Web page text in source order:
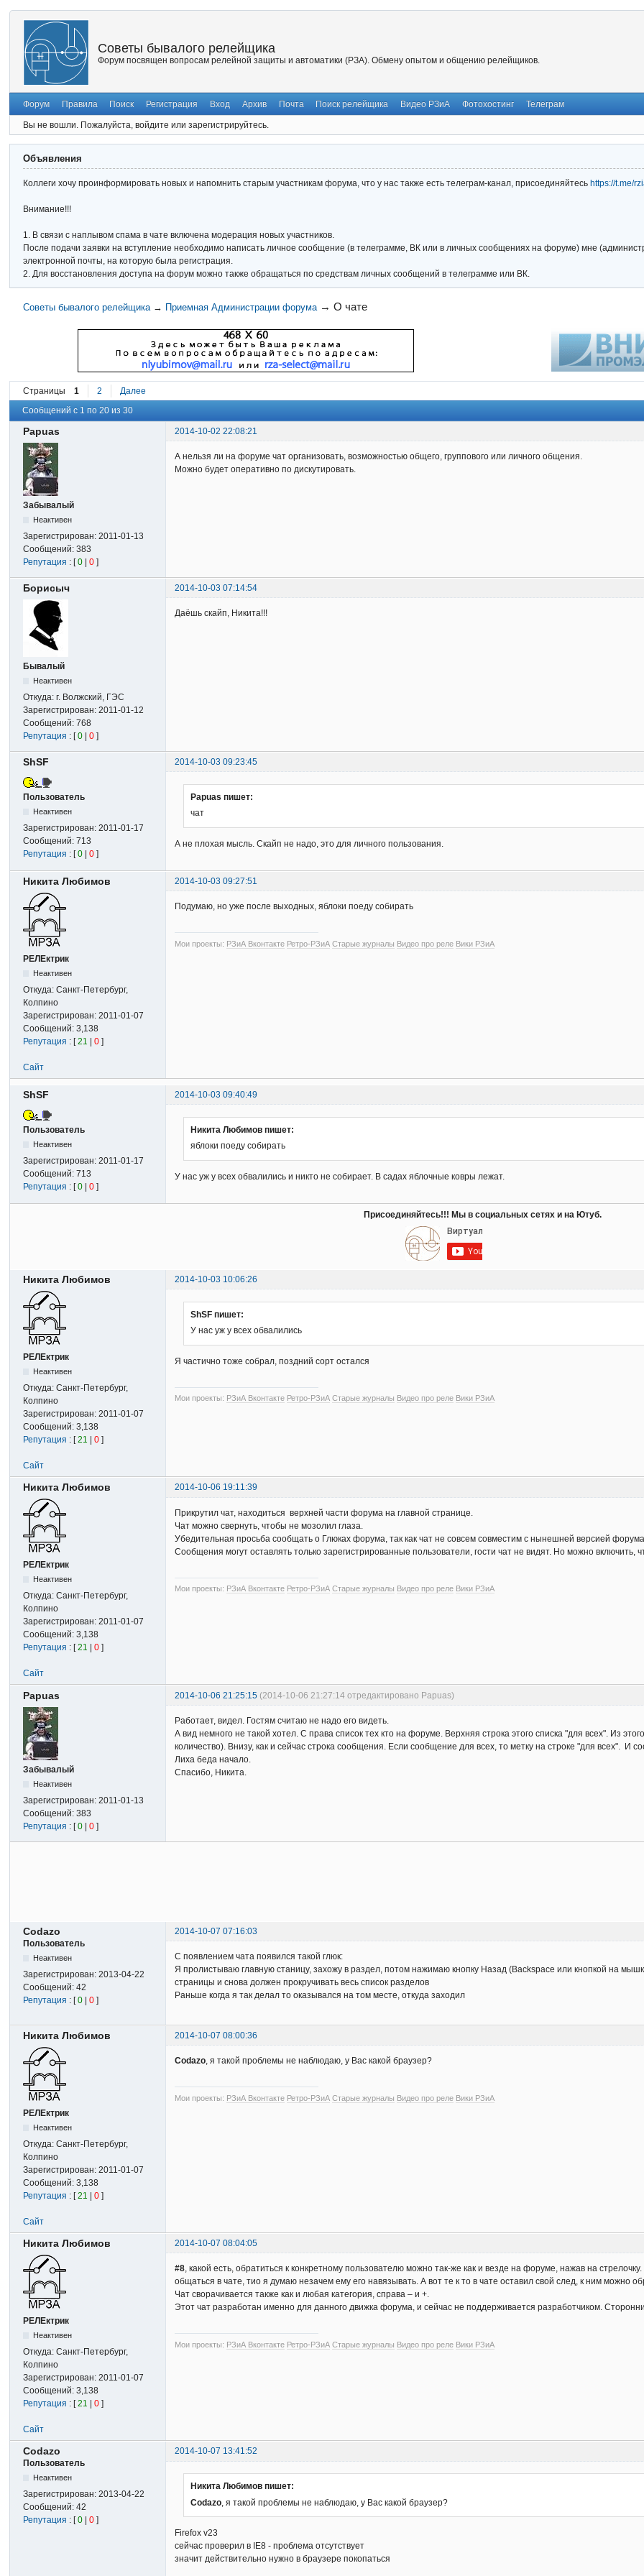
Советы бывалого релейщика
Форум посвящен вопросам релейной защиты и автоматики (РЗА). Обмену опытом и общению релейщиков.
Форум Правила Поиск Регистрация Вход Архив Почта Поиск релейщика Видео РЗиА Фотохостинг Телеграм
Вы не вошли. Пожалуйста, войдите или зарегистрируйтесь.
Объявления
Коллеги хочу проинформировать новых и напомнить старым участникам форума, что у нас также есть телеграм-канал, присоединяйтесь https://t.me/
Внимание!!!
1. В связи с наплывом спама в чате включена модерация новых участников.
После подачи заявки на вступление необходимо написать личное сообщение (в телеграмме, ВК или в личных сообщениях на форуме) мне
электронной почты, на которую была регистрация.
2. Для восстановления доступа на форум можно также обращаться по средствам личных сообщений в телеграмме или ВК.
Советы бывалого релейщика → Приемная Администрации форума → О чате
Страницы 1 2
Далее
Сообщений с 1 по 20 из 30
Papuas 2014-10-02 22:08:21
Забывалый
Неактивен
Зарегистрирован:2011-01-13
Сообщений:383
Репутация : [0 |0 ]
А нельзя ли на форуме чат организовать, возможностью общего, группового или личного общения.
Можно будет оперативно по дискутировать.
Борисыч 2014-10-03 07:14:54
Бывалый
Неактивен
Откуда:г. Волжский, ГЭС
Зарегистрирован:2011-01-12
Сообщений:768
Репутация : [0 |0 ]
Даёшь скайп, Никита!!!
ShSF 2014-10-03 09:23:45
Пользователь
Неактивен
Зарегистрирован:2011-01-17
Сообщений:713
Репутация : [0 |0 ]
Papuas пишет:
чат
А не плохая мысль. Скайп не надо, это для личного пользования.
Никита Любимов 2014-10-03 09:27:51
РЕЛЕктрик
Неактивен
Откуда:Санкт-Петербург,
Колпино
Зарегистрирован:2011-01-07
Сообщений:3,138
Репутация : [21 |0 ]
Подумаю, но уже после выходных, яблоки поеду собирать
Мои проекты: РЗиА Вконтакте Ретро-РЗиА Старые журналы Видео про реле Вики РЗиА
Сайт
ShSF 2014-10-03 09:40:49
Пользователь
Неактивен
Зарегистрирован:2011-01-17
Сообщений:713
Репутация : [0 |0 ]
Никита Любимов пишет:
яблоки поеду собирать
У нас уж у всех обвалились и никто не собирает. В садах яблочные ковры лежат.
Присоединяйтесь!!! Мы в социальных сетях и на Ютуб.
Никита Любимов 2014-10-03 10:06:26
РЕЛЕктрик
Неактивен
Откуда:Санкт-Петербург,
Колпино
Зарегистрирован:2011-01-07
Сообщений:3,138
Репутация : [21 |0 ]
ShSF пишет:
У нас уж у всех обвалились
Я частично тоже собрал, поздний сорт остался
Мои проекты: РЗиА Вконтакте Ретро-РЗиА Старые журналы Видео про реле Вики РЗиА
Сайт
Никита Любимов 2014-10-06 19:11:39
РЕЛЕктрик
Неактивен
Откуда:Санкт-Петербург,
Колпино
Зарегистрирован:2011-01-07
Сообщений:3,138
Репутация : [21 |0 ]
Прикрутил чат, находиться верхней части форума на главной странице.
Чат можно свернуть, чтобы не мозолил глаза.
Убедительная просьба сообщать о Глюках форума, так как чат не совсем совместим с нынешней версией
Сообщения могут оставлять только зарегистрированные пользователи, гости чат не видят. Но можно включить,
Мои проекты: РЗиА Вконтакте Ретро-РЗиА Старые журналы Видео про реле Вики РЗиА
Сайт
Papuas 2014-10-06 21:25:15 (2014-10-06 21:27:14 отредактировано Papuas)
Забывалый
Неактивен
Зарегистрирован:2011-01-13
Сообщений:383
Репутация : [0 |0 ]
Работает, видел. Гостям считаю не надо его видеть.
А вид немного не такой хотел. С права список тех кто на форуме. Верхняя строка этого списка "для всех". Из
количество). Внизу, как и сейчас строка сообщения. Если сообщение для всех, то метку на строке "для всех". И
Лиха беда начало.
Спасибо, Никита.
Codazo
2014-10-07 07:16:03
Пользователь
Неактивен
Зарегистрирован:2013-04-22
Сообщений:42
Репутация : [0 |0 ]
С появлением чата появился такой глюк:
Я пролистываю главную станицу, захожу в раздел, потом нажимаю кнопку Назад (Backspace или кнопкой на
страницы и снова должен прокручивать весь список разделов
Раньше когда я так делал то оказывался на том месте, откуда заходил
Никита Любимов 2014-10-07 08:00:36
РЕЛЕктрик
Неактивен
Откуда:Санкт-Петербург,
Колпино
Зарегистрирован:2011-01-07
Сообщений:3,138
Репутация : [21 |0 ]
Codazo, я такой проблемы не наблюдаю, у Вас какой браузер?
Мои проекты: РЗиА Вконтакте Ретро-РЗиА Старые журналы Видео про реле Вики РЗиА
Сайт
Никита Любимов 2014-10-07 08:04:05
РЕЛЕктрик
Неактивен
Откуда:Санкт-Петербург,
Колпино
Зарегистрирован:2011-01-07
Сообщений:3,138
Репутация : [21 |0 ]
#8, какой есть, обратиться к конкретному пользователю можно так-же как и везде на форуме, нажав на
общаться в чате, тио я думаю незачем ему его навязывать. А вот те к то в чате оставил свой след, к ним можно
Чат сворачивается также как и любая категория, справа – и +.
Этот чат разработан именно для данного движка форума, и сейчас не поддерживается разработчиком.
Мои проекты: РЗиА Вконтакте Ретро-РЗиА Старые журналы Видео про реле Вики РЗиА
Сайт
Codazo
2014-10-07 13:41:52
Пользователь
Неактивен
Зарегистрирован:2013-04-22
Сообщений:42
Репутация : [0 |0 ]
Никита Любимов пишет:
Codazo , я такой проблемы не наблюдаю, у Вас какой браузер?
Firefox v23
сейчас проверил в IE8 - проблема отсутствует
значит действительно нужно в браузере покопаться